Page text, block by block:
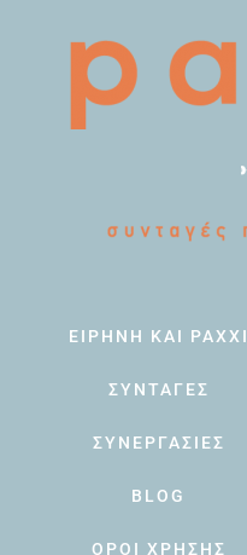
ΕΙΡΗΝΗ ΚΑΙ PAXXI
ΣΥΝΤΑΓΕΣ
ΣΥΝΕΡΓΑΣΙΕΣ
BLOG
ΟΡΟΙ ΧΡΗΣΗΣ